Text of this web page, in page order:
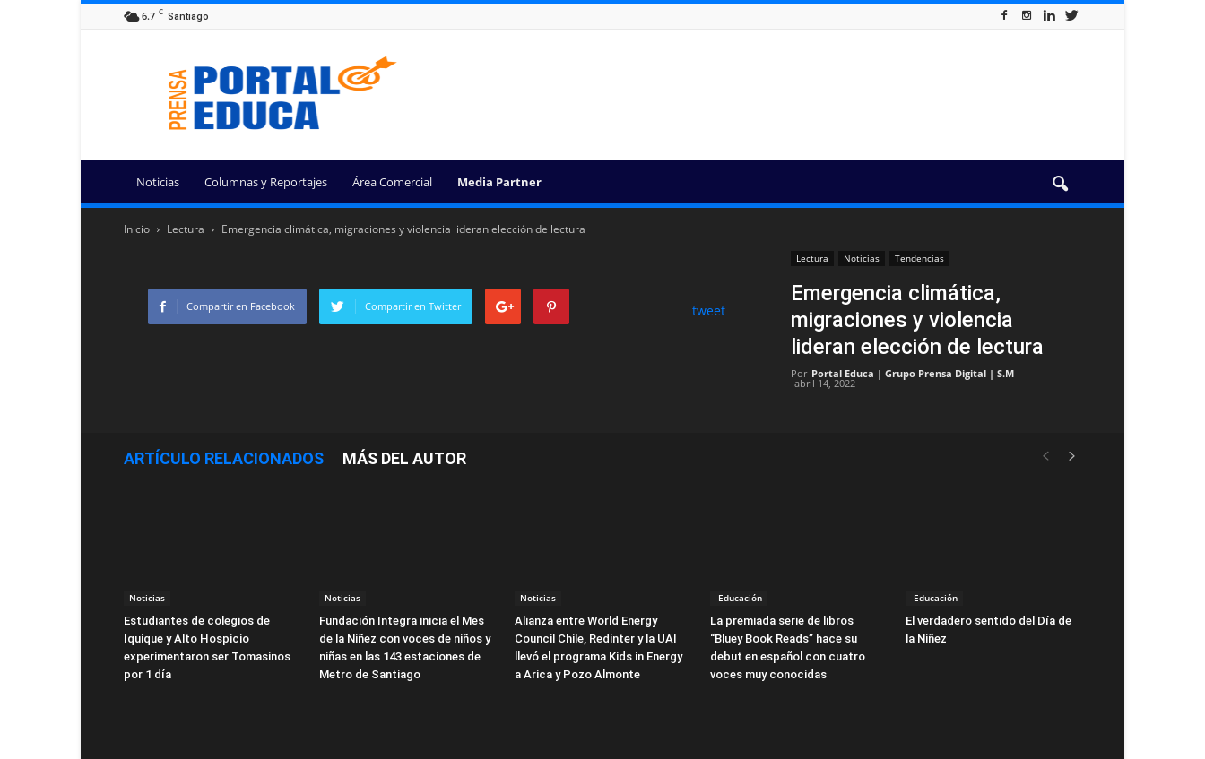
6.7 C Santiago
Portal
Educa
Noticias Columnas y Reportajes Área Comercial Media Partner
Inicio Lectura Emergencia climática, migraciones y violencia lideran elección de lectura
Lectura Noticias Tendencias
Emergencia climática,
migraciones y violencia
lideran elección de lectura
Por Portal Educa | Grupo Prensa Digital | S.M -
abril 14, 2022
Compartir en Facebook Compartir en Twitter tweet
ARTÍCULO RELACIONADOS MÁS DEL AUTOR
Noticias
Estudiantes de colegios de
Iquique y Alto Hospicio
experimentaron ser Tomasinos
por 1 día
Noticias
Fundación Integra inicia el Mes
de la Niñez con voces de niños y
niñas en las 143 estaciones de
Metro de Santiago
Noticias
Alianza entre World Energy
Council Chile, Redinter y la UAI
llevó el programa Kids in Energy
a Arica y Pozo Almonte
Educación
La premiada serie de libros
“Bluey Book Reads” hace su
debut en español con cuatro
voces muy conocidas
Educación
El verdadero sentido del Día de
la Niñez